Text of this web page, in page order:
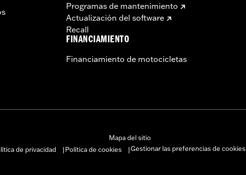
Programas de mantenimiento
Actualización del software
Recall
FINANCIAMIENTO
Financiamiento de motocicletas
Mapa del sitio
de privacidad Política de cookies Gestionar las preferencias de cookies